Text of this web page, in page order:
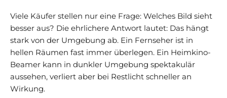
Viele Käufer stellen nur eine Frage: Welches Bild sieht
besser aus? Die ehrlichere Antwort lautet: Das hängt
stark von der Umgebung ab. Ein Fernseher ist in
hellen Räumen fast immer überlegen. Ein Heimkino-
Beamer kann in dunkler Umgebung spektakulär
aussehen, verliert aber bei Restlicht schneller an
Wirkung.